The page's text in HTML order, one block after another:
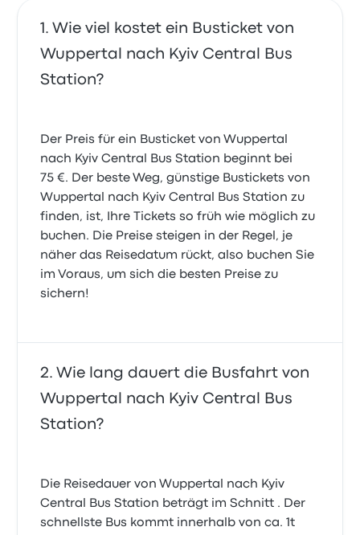
Wie viel kostet ein Busticket von
Wuppertal nach Kyiv Central Bus
Station?
Der Preis für ein Busticket von Wuppertal
nach Kyiv Central Bus Station beginnt bei
75 €. Der beste Weg, günstige Bustickets von
Wuppertal nach Kyiv Central Bus Station zu
finden, ist, Ihre Tickets so früh wie möglich zu
buchen. Die Preise steigen in der Regel, je
näher das Reisedatum rückt, also buchen Sie
im Voraus, um sich die besten Preise zu
sichern!
Wie lang dauert die Busfahrt von
Wuppertal nach Kyiv Central Bus
Station?
Die Reisedauer von Wuppertal nach Kyiv
Central Bus Station beträgt im Schnitt . Der
schnellste Bus kommt innerhalb von ca. 1t